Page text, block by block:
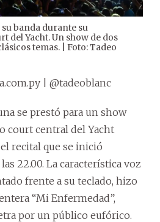
banda durante su
del Yacht. Un show de dos
temas. | Foto: Tadeo
| @tadeoblanc
se prestó para un show
court central del Yacht
recital que se inició
22.00. La característica voz
frente a su teclado, hizo
“Mi Enfermedad”,
por un público eufórico.